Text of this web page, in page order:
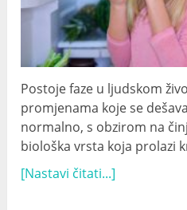
Postoje faze u ljudskom
promjenama koje se
normalno, s obzirom na
biološka vrsta koja prolazi
[Nastavi čitati...]